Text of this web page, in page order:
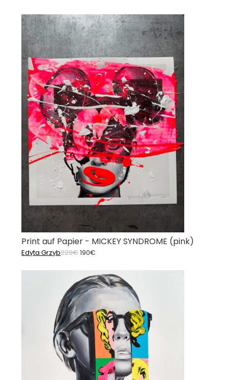
Print auf Papier - MICKEY SYNDROME (pink)
Edyta Grzyb220€Ursprünglicher
220€
190€
190€.